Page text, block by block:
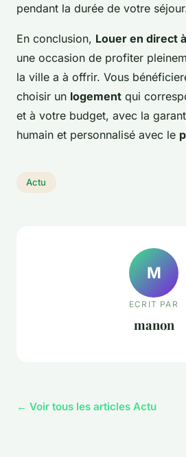
pendant la durée de votre
En conclusion, Louer en direct
une occasion de profiter
la ville a à offrir. Vous
choisir un logement qui
et à votre budget, avec la
humain et personnalisé avec le
Actu
M
ECRIT PAR
manon
← Voir tous les articles Actu